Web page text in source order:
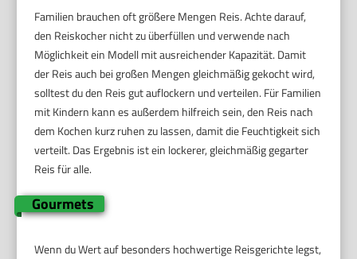
Familien brauchen oft größere Mengen Reis. Achte darauf,
den Reiskocher nicht zu überfüllen und verwende nach
Möglichkeit ein Modell mit ausreichender Kapazität. Damit
der Reis auch bei großen Mengen gleichmäßig gekocht wird,
solltest du den Reis gut auflockern und verteilen. Für Familien
mit Kindern kann es außerdem hilfreich sein, den Reis nach
dem Kochen kurz ruhen zu lassen, damit die Feuchtigkeit sich
verteilt. Das Ergebnis ist ein lockerer, gleichmäßig gegarter
Reis für alle.
Gourmets
Wenn du Wert auf besonders hochwertige Reisgerichte legst,